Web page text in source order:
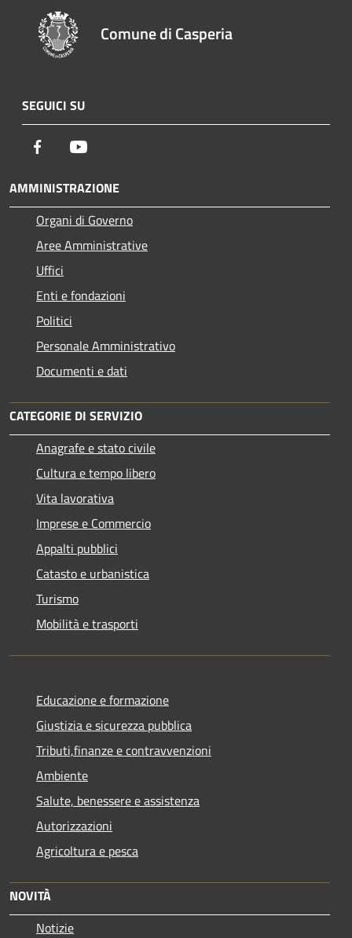
Comune di Casperia
SEGUICI SU
Facebook
AMMINISTRAZIONE
Organi di Governo
Aree Amministrative
Uffici
Enti e fondazioni
Politici
Personale Amministrativo
Documenti e dati
CATEGORIE DI SERVIZIO
Anagrafe e stato civile
Cultura e tempo libero
Vita lavorativa
Imprese e Commercio
Appalti pubblici
Catasto e urbanistica
Turismo
Mobilità e trasporti
Educazione e formazione
Giustizia e sicurezza pubblica
Tributi,finanze e contravvenzioni
Ambiente
Salute, benessere e assistenza
Autorizzazioni
Agricoltura e pesca
NOVITÀ
Notizie